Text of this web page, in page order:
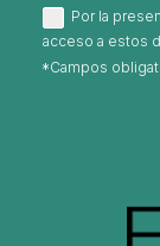
Por la
acceso a estos